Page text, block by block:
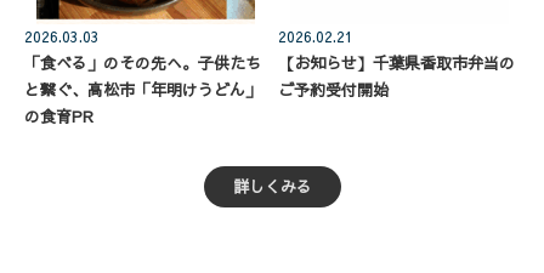
2026.03.03
「食べる」のその先へ。子供たち
と繋ぐ、高松市「年明けうどん」
の食育PR
2026.02.21
【お知らせ】千葉県香取市弁当の
ご予約受付開始
詳しくみる